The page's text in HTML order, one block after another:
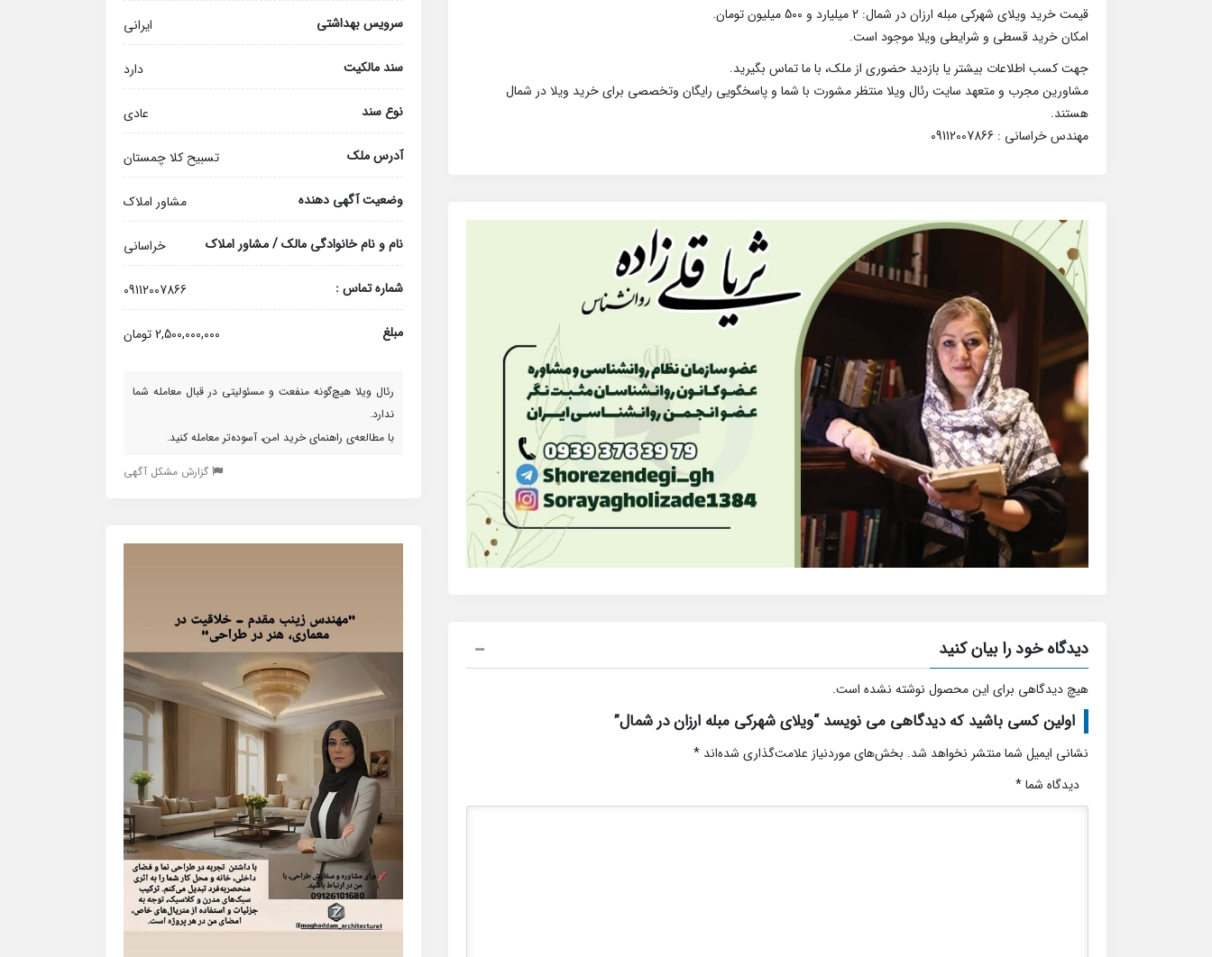
قیمت خرید ویلای شهرکی مبله ارزان در شمال: 2 میلیارد و 500 میلیون تومان.
امکان خرید قسطی و شرایطی ویلا موجود است.
جهت کسب اطلاعات بیشتر یا بازدید حضوری از ملک، با ما تماس بگیرید.
مشاورین مجرب و متعهد سایت رئال ویلا منتظر مشورت با شما و پاسخگویی رایگان وتخصصی برای خرید ویلا در شمال
هستند.
مهندس خراسانی : 09112007866
دیدگاه خود را بیان کنید
هیچ دیدگاهی برای این محصول نوشته نشده است.
اولین کسی باشید که دیدگاهی می نویسد “ویلای شهرکی مبله ارزان در شمال”
نشانی ایمیل شما منتشر نخواهد شد. بخش‌های موردنیاز علامت‌گذاری شده‌اند *
دیدگاه شما*
سرویس بهداشتی ایرانی
سند مالکیت دارد
نوع سند عادی
آدرس ملک تسبیح کلا چمستان
وضعیت آگهی دهنده مشاور املاک
نام و نام خانوادگی مالک / مشاور املاک خراسانی
شماره تماس : 09112007866
مبلغ 2,500,000,000 تومان
رئال ویلا هیچ‌گونه منفعت و مسئولیتی در قبال معامله شما
ندارد.
با مطالعه‌ی راهنمای خرید امن، آسوده‌تر معامله کنید.
گزارش مشکل آگهی